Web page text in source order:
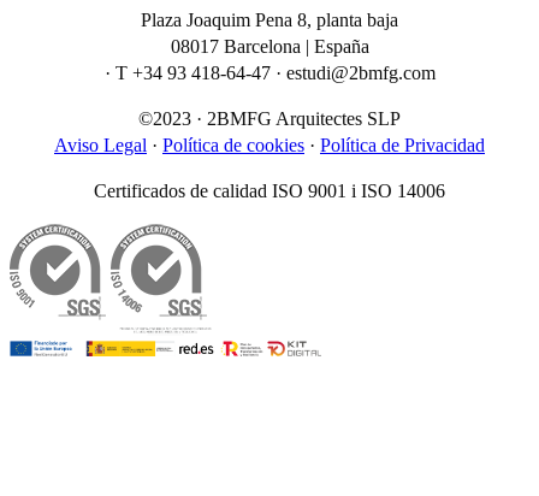
Plaza Joaquim Pena 8, planta baja
08017 Barcelona | España
· T +34 93 418-64-47 · estudi@2bmfg.com
©2023 · 2BMFG Arquitectes SLP
Aviso Legal · Política de cookies · Política de Privacidad
Certificados de calidad ISO 9001 i ISO 14006